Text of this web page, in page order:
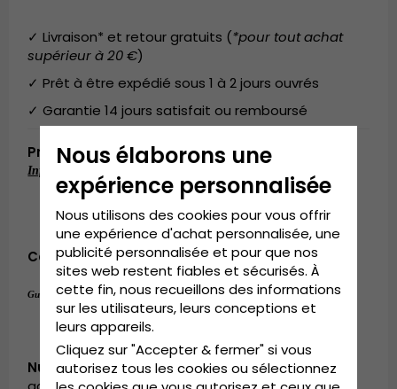
✓ Livraison* et retour gratuits (*pour tout achat
supérieur à 20 €)
✓ Prêt à être expédié sous 1 à 2 jours ouvrés
✓ Garantie 14 jours satisfait ou remboursé
Produktbeskrivning
Informations détaillées:
Composition: 100% coton
Taille unique
Composition:100% coton
Guide des tailles: Taille unique.
Numéro d’article:
Nous élaborons une
expérience personnalisée
Nous utilisons des cookies pour vous offrir
une expérience d'achat personnalisée, une
publicité personnalisée et pour que nos
sites web restent fiables et sécurisés. À
cette fin, nous recueillons des informations
sur les utilisateurs, leurs conceptions et
leurs appareils.
Cliquez sur "Accepter & fermer" si vous
autorisez tous les cookies ou sélectionnez